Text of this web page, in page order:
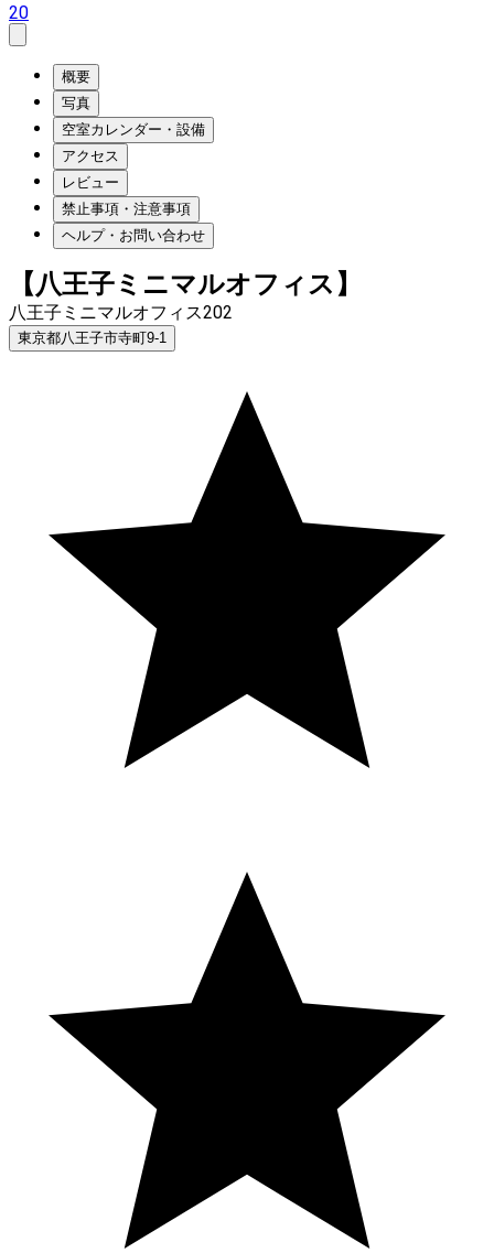
20
概要
写真
空室カレンダー・設備
アクセス
レビュー
禁止事項・注意事項
ヘルプ・お問い合わせ
【八王子ミニマルオフィス】
八王子ミニマルオフィス202
東京都八王子市寺町9-1